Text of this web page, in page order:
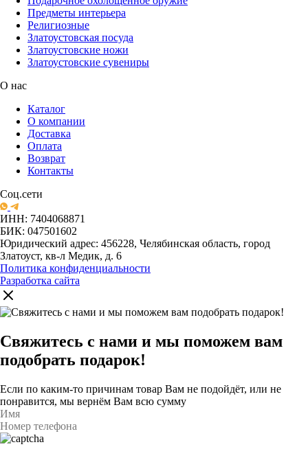
Предметы интерьера
Религиозные
Златоустовская посуда
Златоустовские ножи
Златоустовские сувениры
О нас
Каталог
О компании
Доставка
Оплата
Возврат
Контакты
Соц.сети
ИНН: 7404068871
БИК: 047501602
Юридический адрес: 456228, Челябинская область, город
Златоуст, кв-л Медик, д. 6
Политика конфиденциальности
Разработка сайта
Свяжитесь с нами и мы поможем вам
подобрать подарок!
Если по каким-то причинам товар Вам не подойдёт, или не
понравится, мы вернём Вам всю сумму